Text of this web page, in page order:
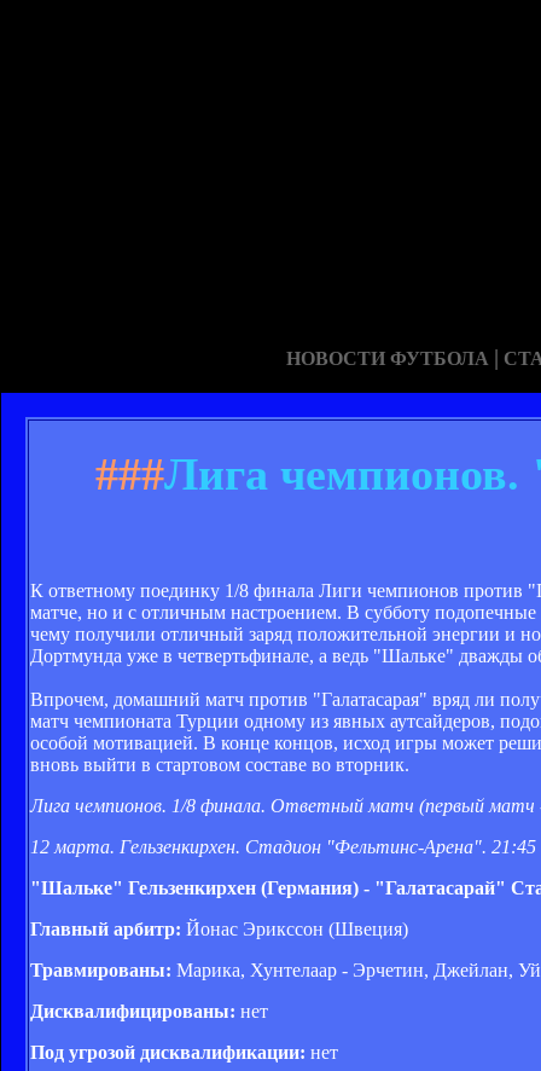
НОВОСТИ ФУТБОЛА |
###Лига
К ответному поединку 1/8 финала Лиги чемпионов против
матче, но и с отличным настроением. В субботу
чему получили отличный заряд положительной энергии и
Дортмунда уже в четвертьфинале, а ведь "Шальке" дважды
Впрочем, домашний матч против "Галатасарая" вряд ли
матч чемпионата Турции одному из явных аутсайдеров,
особой мотивацией. В конце концов, исход игры может
вновь выйти в стартовом составе во вторник.
Лига чемпионов. 1/8 финала. Ответный матч (первый матч
12 марта. Гельзенкирхен. Стадион "Фельтинс-Арена". 21:45
"Шальке" Гельзенкирхен (Германия) - "Галатасарай"
Главный арбитр: Йонас Эрикссон (Швеция)
Травмированы: Марика, Хунтелаар - Эрчетин, Джейлан,
Дисквалифицированы: нет
Под угрозой дисквалификации: нет